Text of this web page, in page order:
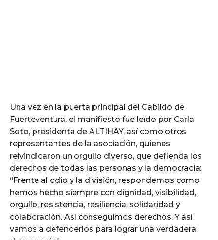
Una vez en la puerta principal del Cabildo de
Fuerteventura, el manifiesto fue leído por Carla
Soto, presidenta de ALTIHAY, así como otros
representantes de la asociación, quienes
reivindicaron un orgullo diverso, que defienda los
derechos de todas las personas y la democracia:
“Frente al odio y la división, respondemos como
hemos hecho siempre con dignidad, visibilidad,
orgullo, resistencia, resiliencia, solidaridad y
colaboración. Así conseguimos derechos. Y así
vamos a defenderlos para lograr una verdadera